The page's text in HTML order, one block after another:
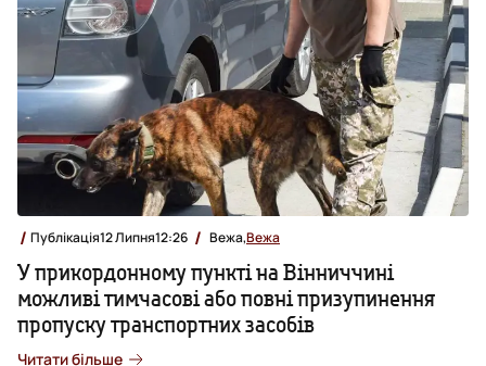
Публікація12 Липня12:26 Вежа,Вежа
У прикордонному пункті на Вінниччині
можливі тимчасові або повні призупинення
пропуску транспортних засобів
Читати більше